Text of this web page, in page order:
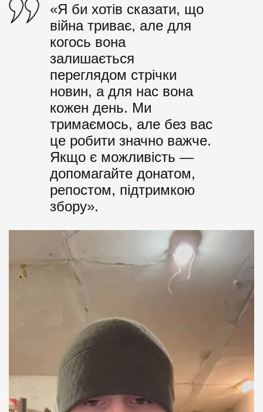
«Я би хотів сказати, що
війна триває, але для
когось вона
залишається
переглядом стрічки
новин, а для нас вона
кожен день. Ми
тримаємось, але без вас
це робити значно важче.
Якщо є можливість —
допомагайте донатом,
репостом, підтримкою
збору».